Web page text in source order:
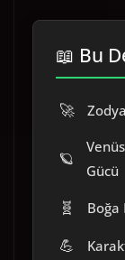
📖 Bu
🚀
🪐
Gücü
🧬 Boğa
💪